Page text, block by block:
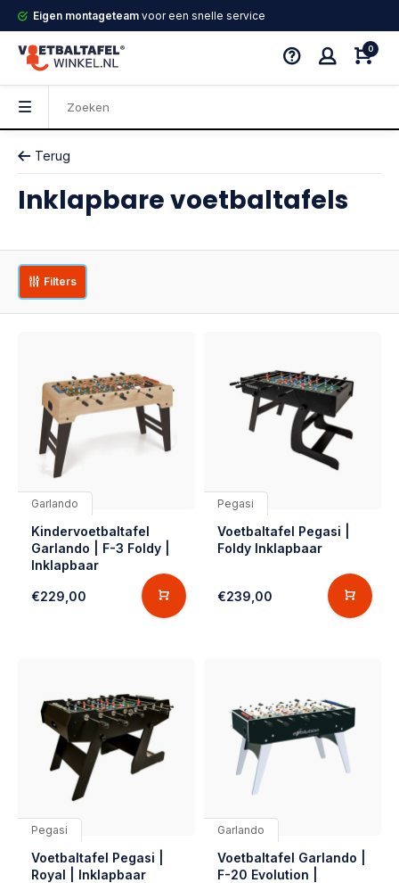
Eigen montageteam voor een snelle service
0
Terug
Inklapbare voetbaltafels
Filters
Garlando
Kindervoetbaltafel
Garlando | F-3 Foldy |
Inklapbaar
€229,00
Pegasi
Voetbaltafel Pegasi |
Foldy Inklapbaar
€239,00
Pegasi
Voetbaltafel Pegasi |
Royal | Inklapbaar
Garlando
Voetbaltafel Garlando |
F-20 Evolution |